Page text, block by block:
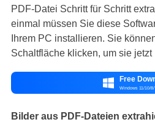
PDF-Datei Schritt für Schritt
einmal müssen Sie diese
Ihrem PC installieren. Sie
Schaltfläche klicken, um sie jetzt
 Free
Windows 11/10/8/
Bilder aus PDF-Dateien